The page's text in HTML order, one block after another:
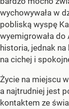
wychowywała w
pobliską wyspę
wyemigrowała do
historia, jednak
na cichej i
Życie na miejscu
a najtrudniej jest
kontaktem ze